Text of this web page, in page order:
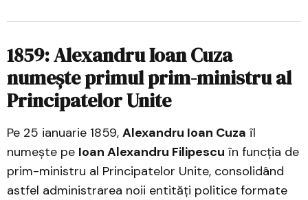
1859: Alexandru Ioan Cuza
numește primul prim-ministru al
Principatelor Unite
Pe 25 ianuarie 1859, Alexandru Ioan Cuza îl
numește pe Ioan Alexandru Filipescu în funcția de
prim-ministru al Principatelor Unite, consolidând
astfel administrarea noii entități politice formate